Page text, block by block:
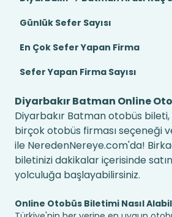
Günlük Sefer Sayısı
En Çok Sefer Yapan Firma
Sefer Yapan Firma Sayısı
Diyarbakır Batman Online
Diyarbakır Batman otobüs
birçok otobüs firması seçeneği
ile NeredenNereye.com'da!
biletinizi dakikalar içerisinde
yolculuğa başlayabilirsiniz.
Online Otobüs Biletimi Nasıl